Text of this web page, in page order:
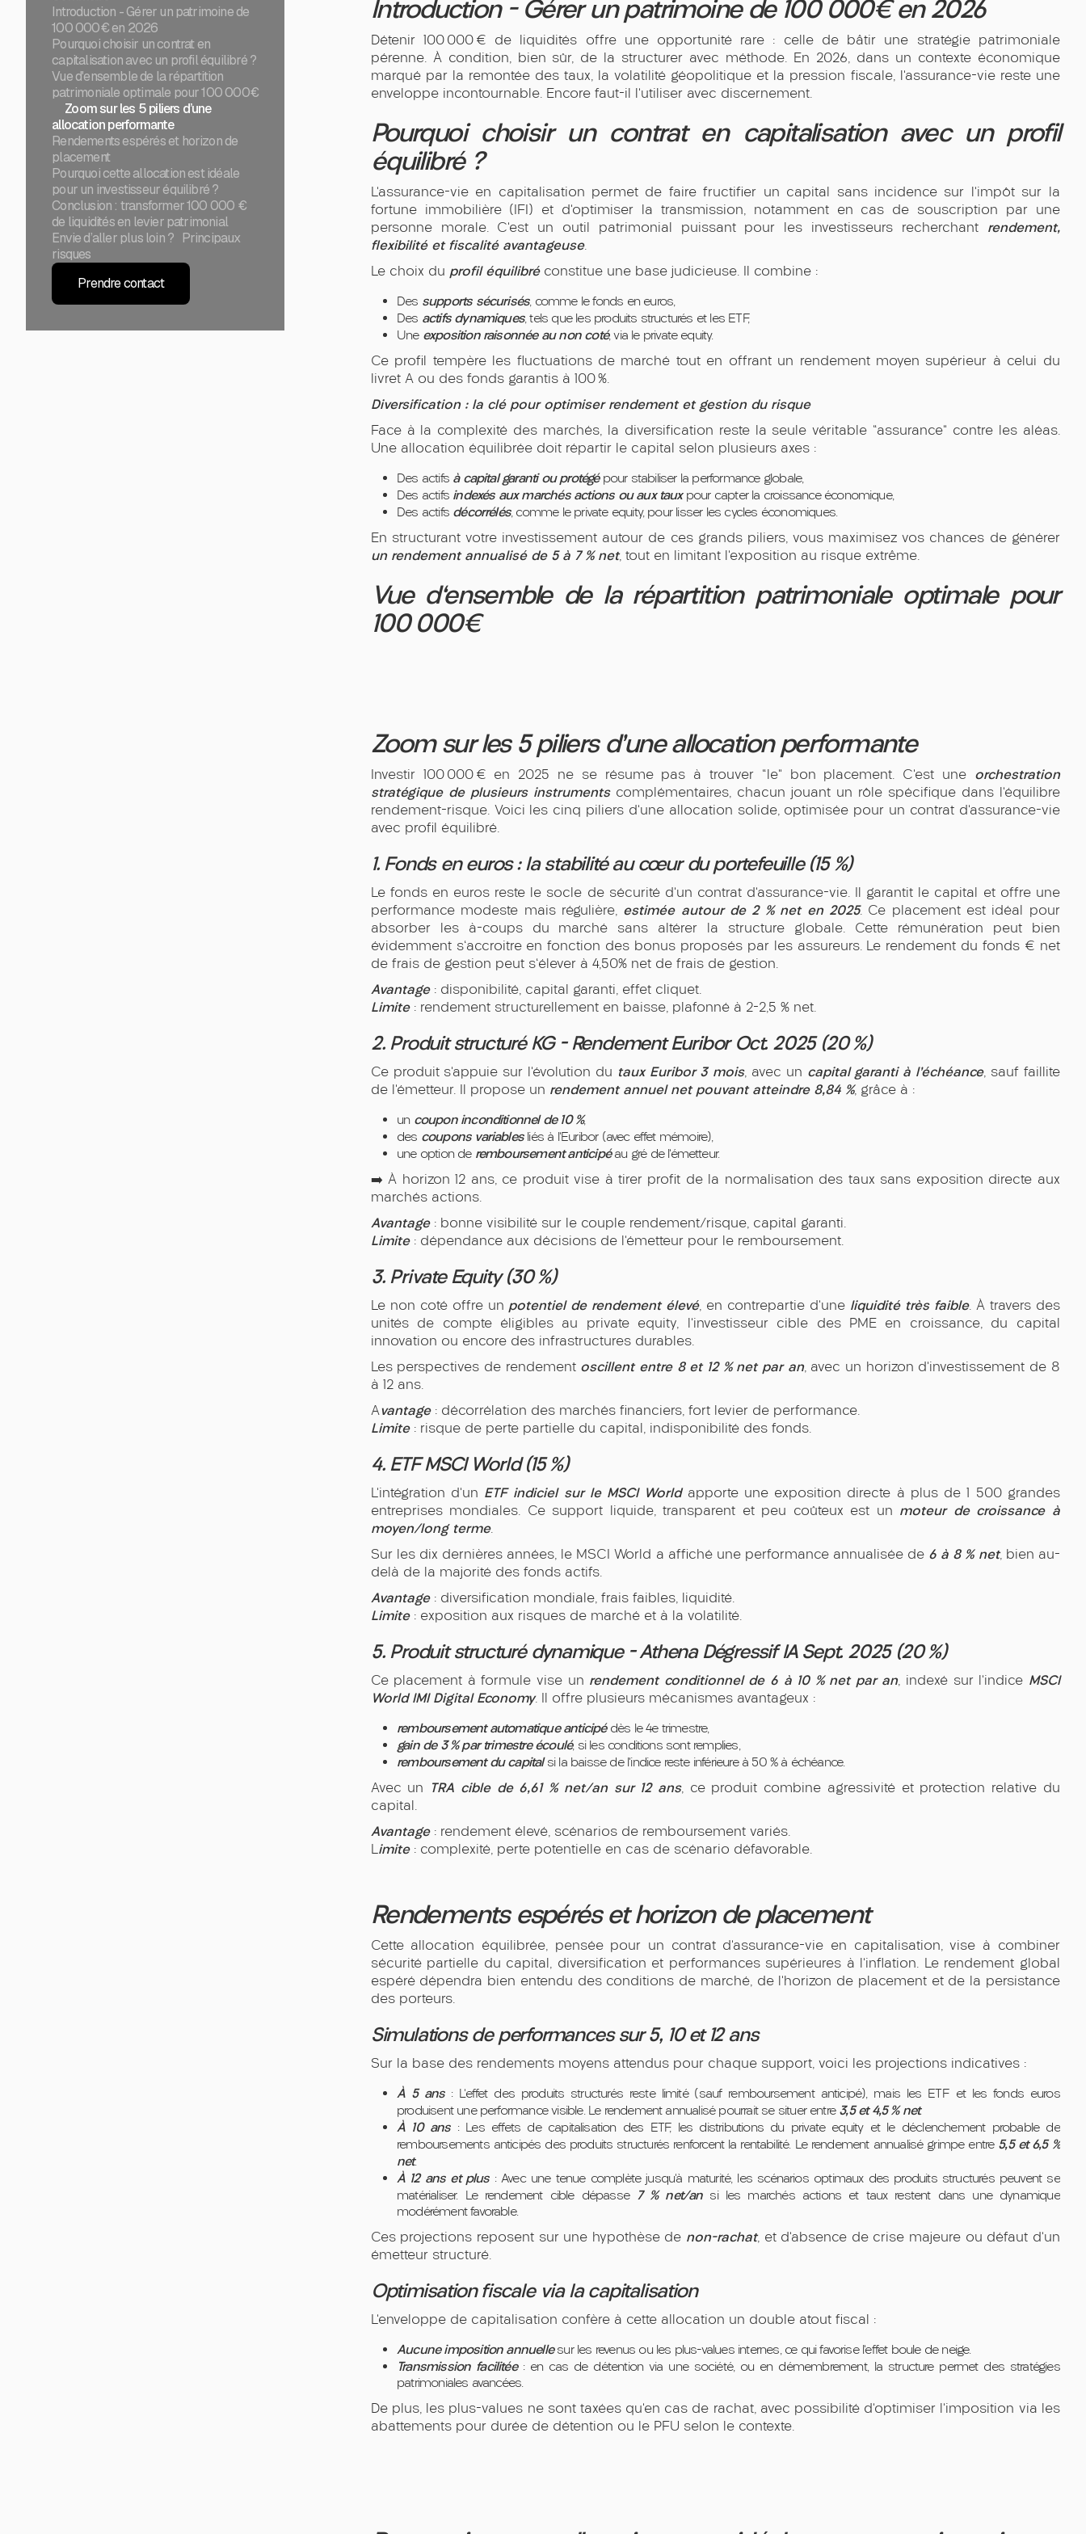
Introduction - Gérer un patrimoine de
100 000€ en 2026
Pourquoi choisir un contrat en
capitalisation avec un profil équilibré ?
Vue d'ensemble de la répartition
patrimoniale optimale pour 100 000€
Zoom sur les 5 piliers d’une
allocation performante
Rendements espérés et horizon de
placement
Pourquoi cette allocation est idéale
pour un investisseur équilibré ?
Conclusion : transformer 100 000 €
de liquidités en levier patrimonial
Envie d’aller plus loin ? Principaux
risques
Prendre contact
Introduction - Gérer un patrimoine de 100 000€ en 2026
Détenir 100 000 € de liquidités offre une opportunité rare : celle de bâtir une stratégie patrimoniale
pérenne. À condition, bien sûr, de la structurer avec méthode. En 2026, dans un contexte économique
marqué par la remontée des taux, la volatilité géopolitique et la pression fiscale, l’assurance-vie reste une
enveloppe incontournable. Encore faut-il l’utiliser avec discernement.
Pourquoi choisir un contrat en capitalisation avec un profil
équilibré ?
L’assurance-vie en capitalisation permet de faire fructifier un capital sans incidence sur l’impôt sur la
fortune immobilière (IFI) et d’optimiser la transmission, notamment en cas de souscription par une
personne morale. C’est un outil patrimonial puissant pour les investisseurs recherchant rendement,
flexibilité et fiscalité avantageuse.
Le choix du profil équilibréconstitue une base judicieuse. Il combine :
Des supports sécurisés, comme le fonds en euros,
Des actifs dynamiques, tels que les produits structurés et les ETF,
Une exposition raisonnée au non coté, via le private equity.
Ce profil tempère les fluctuations de marché tout en offrant un rendement moyen supérieur à celui du
livret A ou des fonds garantis à 100 %.
Diversification : la clé pour optimiser rendement et gestion du risque
Face à la complexité des marchés, la diversification reste la seule véritable “assurance” contre les aléas.
Une allocation équilibrée doit répartir le capital selon plusieurs axes :
Des actifs à capital garanti ou protégépour stabiliser la performance globale,
Des actifs indexés aux marchés actions ou aux tauxpour capter la croissance économique,
Des actifs décorrélés, comme le private equity, pour lisser les cycles économiques.
En structurant votre investissement autour de ces grands piliers, vous maximisez vos chances de générer
un rendement annualisé de 5 à 7 % net, tout en limitant l’exposition au risque extrême.
Vue d'ensemble de la répartition patrimoniale optimale pour
100 000€
Zoom sur les 5 piliers d’une allocation performante
Investir 100 000 € en 2025 ne se résume pas à trouver “le” bon placement. C’est une orchestration
stratégique de plusieurs instrumentscomplémentaires, chacun jouant un rôle spécifique dans l’équilibre
rendement-risque. Voici les cinq piliers d’une allocation solide, optimisée pour un contrat d’assurance-vie
avec profil équilibré.
1. Fonds en euros : la stabilité au cœur du portefeuille (15 %)
Le fonds en euros reste le socle de sécurité d’un contrat d’assurance-vie. Il garantit le capital et offre une
performance modeste mais régulière, estimée autour de 2 % net en 2025. Ce placement est idéal pour
absorber les à-coups du marché sans altérer la structure globale. Cette rémunération peut bien
évidemment s'accroitre en fonction des bonus proposés par les assureurs. Le rendement du fonds € net
de frais de gestion peut s'élever à 4,50% net de frais de gestion.
Avantage: disponibilité, capital garanti, effet cliquet.
Limite: rendement structurellement en baisse, plafonné à 2-2,5 % net.
2. Produit structuré KG – Rendement Euribor Oct. 2025 (20 %)
Ce produit s’appuie sur l’évolution du taux Euribor 3 mois, avec un capital garanti à l’échéance, sauf faillite
de l’émetteur. Il propose un rendement annuel net pouvant atteindre 8,84 %, grâce à :
un coupon inconditionnel de 10 %,
des coupons variablesliés à l’Euribor (avec effet mémoire),
une option de remboursement anticipéau gré de l’émetteur.
➡️ À horizon 12 ans, ce produit vise à tirer profit de la normalisation des taux sans exposition directe aux
marchés actions.
Avantage: bonne visibilité sur le couple rendement/risque, capital garanti.
Limite: dépendance aux décisions de l’émetteur pour le remboursement.
3. Private Equity (30 %)
Le non coté offre un potentiel de rendement élevé, en contrepartie d’une liquidité très faible. À travers des
unités de compte éligibles au private equity, l’investisseur cible des PME en croissance, du capital
innovation ou encore des infrastructures durables.
Les perspectives de rendement oscillent entre 8 et 12 % net par an, avec un horizon d’investissement de 8
à 12 ans.
Avantage: décorrélation des marchés financiers, fort levier de performance.
Limite: risque de perte partielle du capital, indisponibilité des fonds.
4. ETF MSCI World (15 %)
L’intégration d’un ETF indiciel sur le MSCI Worldapporte une exposition directe à plus de 1 500 grandes
entreprises mondiales. Ce support liquide, transparent et peu coûteux est un moteur de croissance à
moyen/long terme.
Sur les dix dernières années, le MSCI World a affiché une performance annualisée de 6 à 8 % net, bien au-
delà de la majorité des fonds actifs.
Avantage: diversification mondiale, frais faibles, liquidité.
Limite: exposition aux risques de marché et à la volatilité.
5. Produit structuré dynamique – Athena Dégressif IA Sept. 2025 (20 %)
Ce placement à formule vise un rendement conditionnel de 6 à 10 % net par an, indexé sur l’indice MSCI
World IMI Digital Economy. Il offre plusieurs mécanismes avantageux :
remboursement automatique anticipédès le 4e trimestre,
gain de 3 % par trimestre écoulé, si les conditions sont remplies,
remboursement du capitalsi la baisse de l’indice reste inférieure à 50 % à échéance.
Avec un TRA cible de 6,61 % net/an sur 12 ans, ce produit combine agressivité et protection relative du
capital.
Avantage: rendement élevé, scénarios de remboursement variés.
Limite: complexité, perte potentielle en cas de scénario défavorable.
Rendements espérés et horizon de placement
Cette allocation équilibrée, pensée pour un contrat d’assurance-vie en capitalisation, vise à combiner
sécurité partielle du capital, diversification et performances supérieures à l’inflation. Le rendement global
espéré dépendra bien entendu des conditions de marché, de l’horizon de placement et de la persistance
des porteurs.
Simulations de performances sur 5, 10 et 12 ans
Sur la base des rendements moyens attendus pour chaque support, voici les projections indicatives :
À 5 ans: L’effet des produits structurés reste limité (sauf remboursement anticipé), mais les ETF et les fonds euros
produisent une performance visible. Le rendement annualisé pourrait se situer entre 3,5 et 4,5 % net.
À 10 ans: Les effets de capitalisation des ETF, les distributions du private equity et le déclenchement probable de
remboursements anticipés des produits structurés renforcent la rentabilité. Le rendement annualisé grimpe entre 5,5 et 6,5 %
net.
À 12 ans et plus: Avec une tenue complète jusqu’à maturité, les scénarios optimaux des produits structurés peuvent se
matérialiser. Le rendement cible dépasse 7 % net/ansi les marchés actions et taux restent dans une dynamique
modérément favorable.
Ces projections reposent sur une hypothèse de non-rachat, et d’absence de crise majeure ou défaut d’un
émetteur structuré.
Optimisation fiscale via la capitalisation
L’enveloppe de capitalisation confère à cette allocation un double atout fiscal :
Aucune imposition annuellesur les revenus ou les plus-values internes, ce qui favorise l’effet boule de neige.
Transmission facilitée: en cas de détention via une société, ou en démembrement, la structure permet des stratégies
patrimoniales avancées.
De plus, les plus-values ne sont taxées qu’en cas de rachat, avec possibilité d’optimiser l’imposition via les
abattements pour durée de détention ou le PFU selon le contexte.